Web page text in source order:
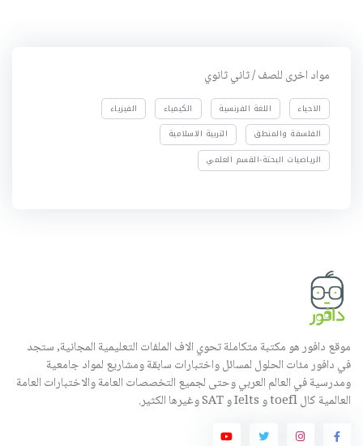
مواد اخرى للصف / ثاني ثانوي
الاحياء اللغة الفرنسية الكيمياء
الفيزياء
الفلسفة والمنطق
التربية الاسلامية
الرياضيات البحتة-القسم العلمي
موقع دافور هو مكتبة متكاملة تحوي الاف الملفات التعليمية المجانية, ستجد
في دافور مئات الحلول لمسائل واختبارات سابقة ومشاريع لمواد جامعية
ومدرسية في العالم العربي وحتى لجميع التخصصات العامة والاختبارات العامة
العالمية كال toefl و Ielts و SAT وغيرها الكثير.